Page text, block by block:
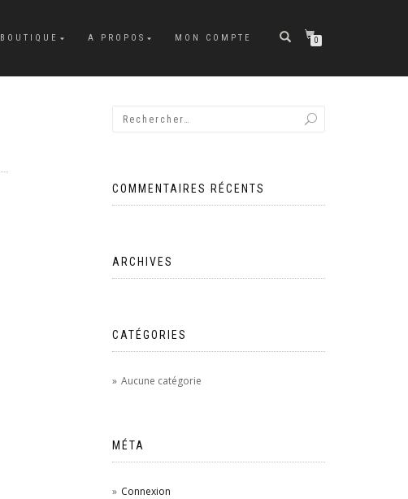
BOUTIQUE A PROPOS MON COMPTE 0
COMMENTAIRES RÉCENTS
ARCHIVES
CATÉGORIES
Aucune catégorie
MÉTA
Connexion